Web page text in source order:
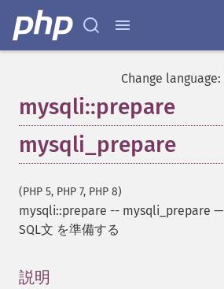
Change language:
mysqli::prepare
mysqli_prepare
(PHP 5, PHP 7, PHP 8)
mysqli::prepare -- mysqli_prepare —
SQL文 を準備する
説明